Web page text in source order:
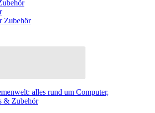
Zubehör
alles rund um Computer,
& Zubehör